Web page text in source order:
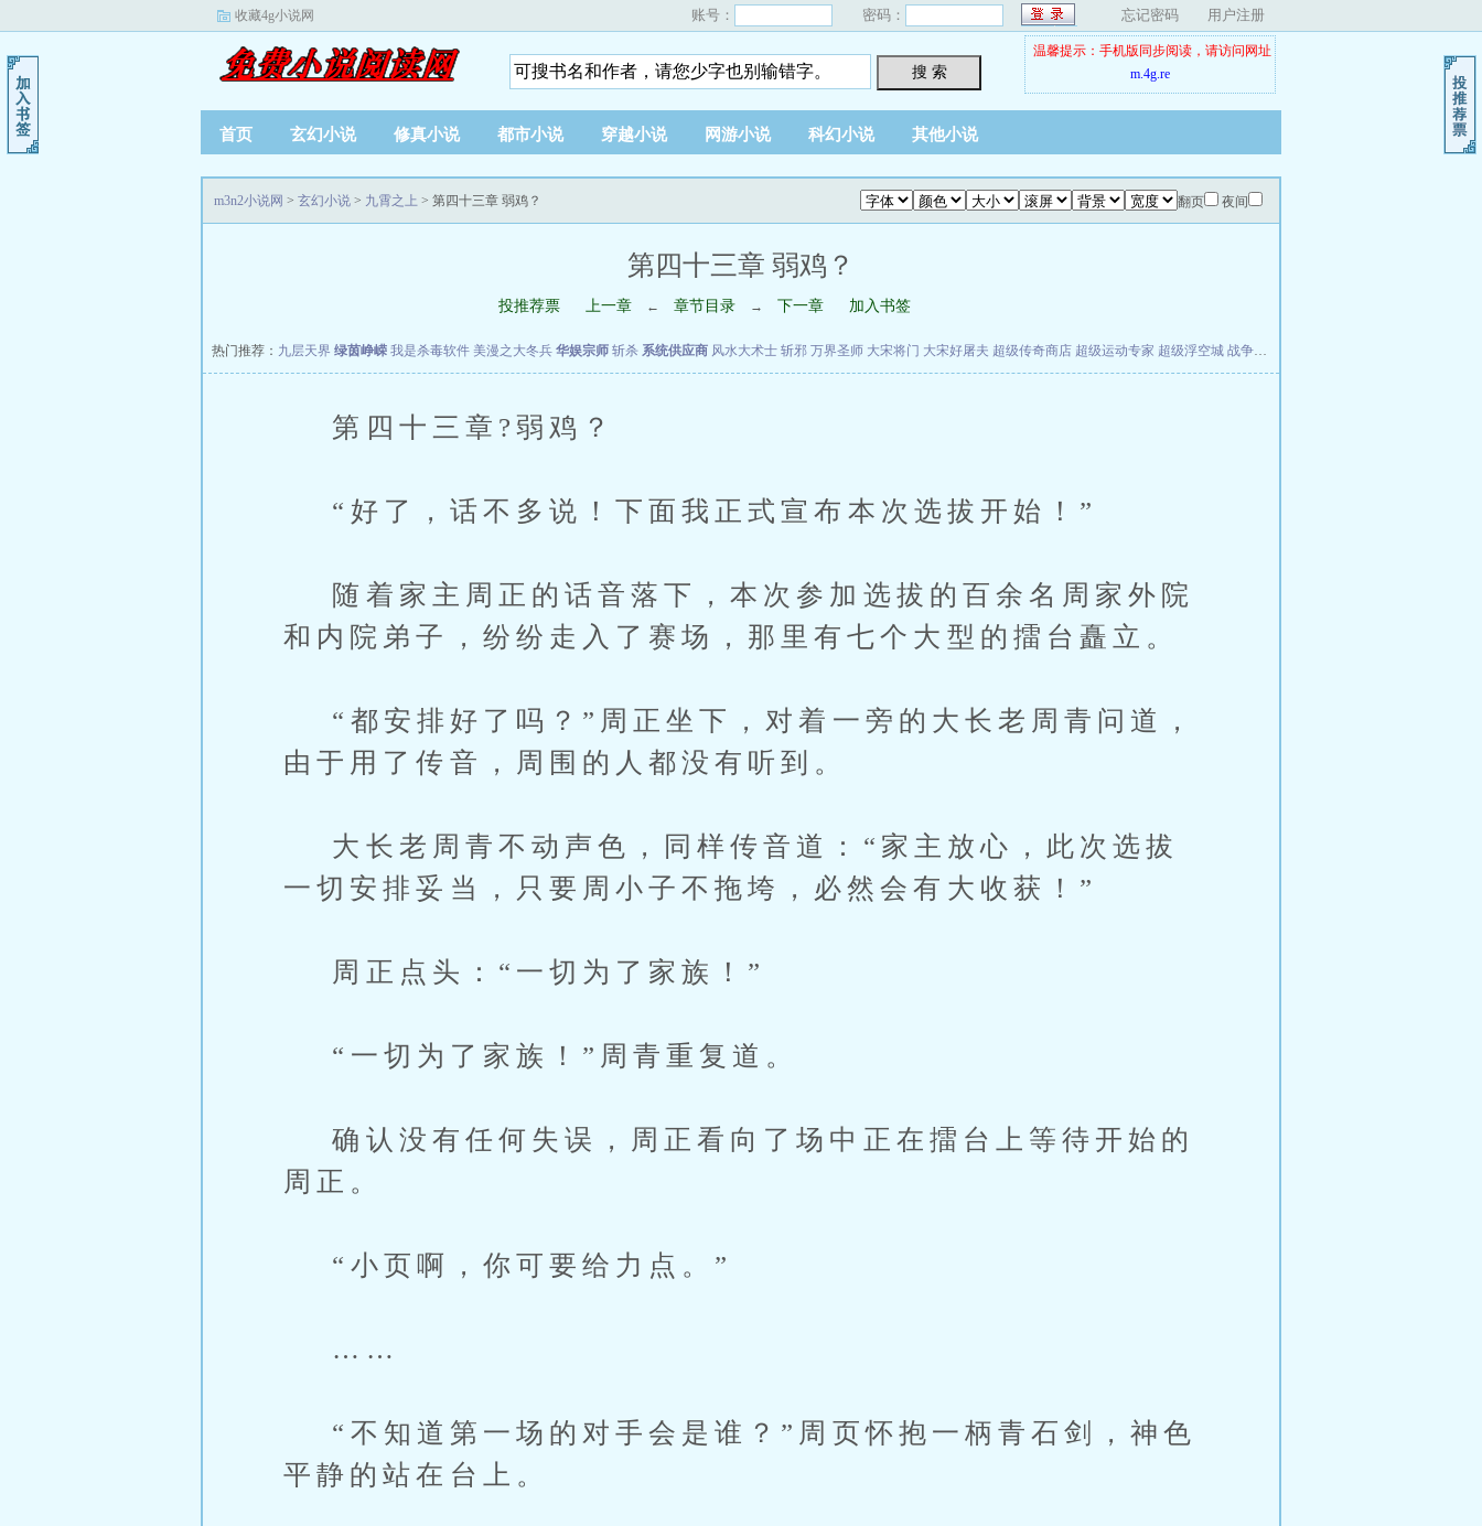
收藏4g小说网 账号： 密码： 忘记密码 用户注册
搜 索
温馨提示：手机版同步阅读，请访问网址
m.4g.re
首页 玄幻小说 修真小说 都市小说 穿越小说 网游小说 科幻小说 其他小说
翻页 夜间
m3n2小说网 > 玄幻小说 > 九霄之上 > 第四十三章 弱鸡？
第四十三章 弱鸡？
投推荐票 上一章 ← 章节目录 → 下一章 加入书签
热门推荐： 九层天界 绿茵峥嵘 我是杀毒软件 美漫之大冬兵 华娱宗师 斩杀 系统供应商 风水大术士 斩邪 万界圣师 大宋将门 大宋好屠夫 超级传奇商店 超级运动专家 超级浮空城 战争天堂
第四十三章?弱鸡？
“好了，话不多说！下面我正式宣布本次选拔开始！”
随着家主周正的话音落下，本次参加选拔的百余名周家外院
和内院弟子，纷纷走入了赛场，那里有七个大型的擂台矗立。
“都安排好了吗？”周正坐下，对着一旁的大长老周青问道，
由于用了传音，周围的人都没有听到。
大长老周青不动声色，同样传音道：“家主放心，此次选拔
一切安排妥当，只要周小子不拖垮，必然会有大收获！”
周正点头：“一切为了家族！”
“一切为了家族！”周青重复道。
确认没有任何失误，周正看向了场中正在擂台上等待开始的
周正。
“小页啊，你可要给力点。”
……
“不知道第一场的对手会是谁？”周页怀抱一柄青石剑，神色
平静的站在台上。